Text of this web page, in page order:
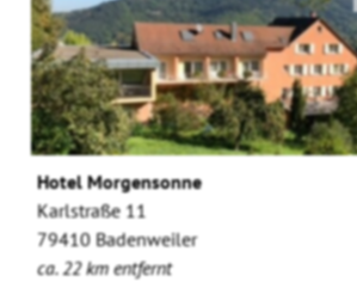
Hotel Morgensonne
Karlstraße 11
79410 Badenweiler
ca. 22 km entfernt